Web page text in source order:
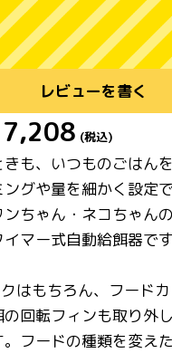
レビューを書く
7,208 (税込)
も、いつものごはん
グや量を細かく設定
ンちゃん・ネコちゃん
マー式自動給餌器です
はもちろん、フード
の回転フィンも取り外
フードの種類を変え